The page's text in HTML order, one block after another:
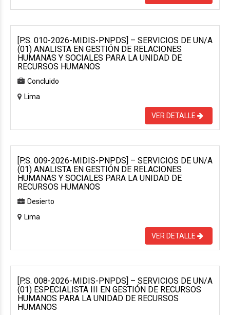
[P.S. 010-2026-MIDIS-PNPDS] – SERVICIOS DE UN/A
(01) ANALISTA EN GESTIÓN DE RELACIONES
HUMANAS Y SOCIALES PARA LA UNIDAD DE
RECURSOS HUMANOS
Concluido
Lima
VER DETALLE
[P.S. 009-2026-MIDIS-PNPDS] – SERVICIOS DE UN/A
(01) ANALISTA EN GESTIÓN DE RELACIONES
HUMANAS Y SOCIALES PARA LA UNIDAD DE
RECURSOS HUMANOS
Desierto
Lima
VER DETALLE
[P.S. 008-2026-MIDIS-PNPDS] – SERVICIOS DE UN/A
(01) ESPECIALISTA III EN GESTIÓN DE RECURSOS
HUMANOS PARA LA UNIDAD DE RECURSOS
HUMANOS